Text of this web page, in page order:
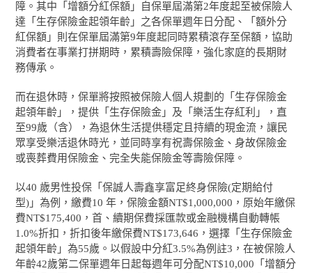
障。其中「增額分紅保額」自保單屆滿第2年度起至被保險人
達「生存保險金起領年齡」之各保單週年日分配、「額外分
紅保額」則在保單屆滿第9年度起同時累積滾存至保額，協助
消費者在事業打拼期時，累積壽險保障，強化家庭的長期財
務傳承。
而在退休時，保單將按照被保險人個人規劃的「生存保險金
起領年齡」，提供「生存保險金」及「樂活生存紅利」，直
至99歲（含），為退休生活提供穩定且持續的現金流，讓民
眾享受樂活退休時光，並同時享有祝壽保險金、身故保險金
或喪葬費用保險金、完全失能保險金等壽險保障。
以40 歲男性投保「保誠人壽鑫享富足終身保險(定期給付
型)」為例，繳費10 年，保險金額NT$1,000,000，原始年繳保
費NT$175,400，首、續期保費採匯款或金融機構自動轉帳
1.0%折扣，折扣後年繳保費NT$173,646，選擇「生存保險金
起領年齡」為55歲。以假設中分紅3.5%為例註3 ，在被保險人
年齡42歲第二保單週年日起每週年可分配NT$10,000「增額分